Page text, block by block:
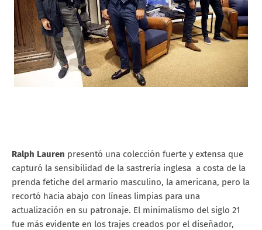
Ralph Lauren presentó una colección fuerte y extensa que
capturó la sensibilidad de la sastrería inglesa a costa de la
prenda fetiche del armario masculino, la americana, pero la
recortó hacia abajo con líneas limpias para una
actualización en su patronaje. El minimalismo del siglo 21
fue más evidente en los trajes creados por el diseñador,